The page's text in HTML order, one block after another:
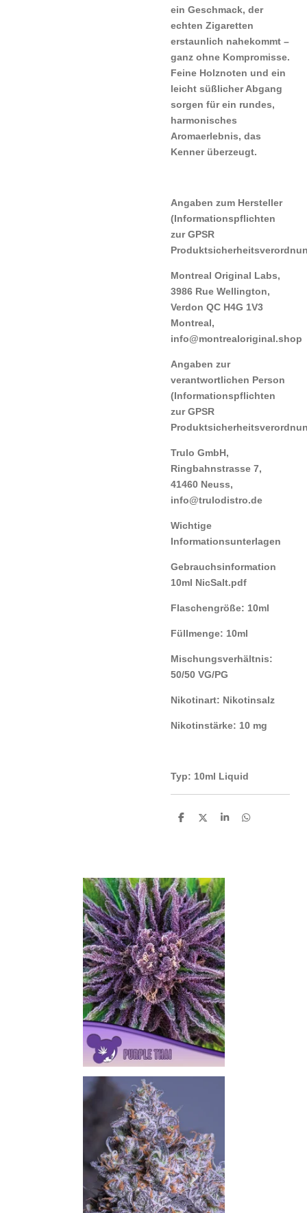
ein Geschmack, der
echten Zigaretten
erstaunlich nahekommt –
ganz ohne Kompromisse.
Feine Holznoten und ein
leicht süßlicher Abgang
sorgen für ein rundes,
harmonisches
Aromaerlebnis, das
Kenner überzeugt.
Angaben zum Hersteller
(Informationspflichten
zur GPSR
Montreal Original Labs,
3986 Rue Wellington,
Verdon QC H4G 1V3
Montreal,
info@montrealoriginal.shop
Angaben zur
verantwortlichen Person
(Informationspflichten
zur GPSR
Trulo GmbH,
Ringbahnstrasse 7,
41460 Neuss,
info@trulodistro.de
Wichtige
Informationsunterlagen
Gebrauchsinformation
10ml NicSalt.pdf
Flaschengröße: 10ml
Füllmenge: 10ml
Mischungsverhältnis:
50/50 VG/PG
Nikotinart: Nikotinsalz
Nikotinstärke: 10 mg
Typ: 10ml Liquid
T
T
T
T